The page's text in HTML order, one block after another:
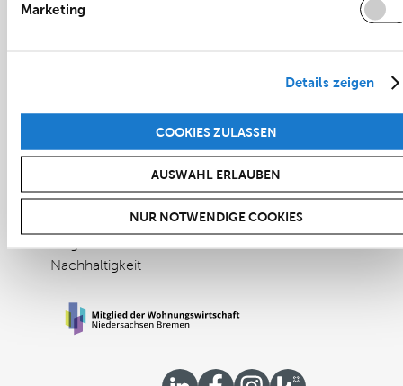
Marketing
Details zeigen
COOKIES ZULASSEN
AUSWAHL ERLAUBEN
NUR NOTWENDIGE COOKIES
Facility Management
Unternehmen
Karriere
Aktuelles und Presse
Nachhaltigkeit